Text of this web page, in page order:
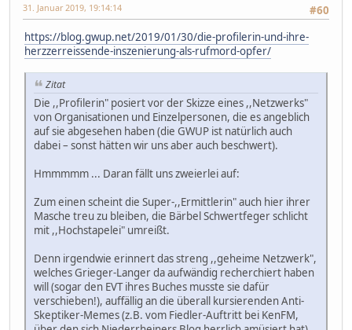
#60
31. Januar 2019, 19:14:14
https://blog.gwup.net/2019/01/30/die-profilerin-und-ihre-
herzzerreissende-inszenierung-als-rufmord-opfer/
Zitat
Die ,,Profilerin" posiert vor der Skizze eines ,,Netzwerks"
von Organisationen und Einzelpersonen, die es angeblich
auf sie abgesehen haben (die GWUP ist natürlich auch
dabei – sonst hätten wir uns aber auch beschwert).
Hmmmmm ... Daran fällt uns zweierlei auf:
Zum einen scheint die Super-,,Ermittlerin" auch hier ihrer
Masche treu zu bleiben, die Bärbel Schwertfeger schlicht
mit ,,Hochstapelei" umreißt.
Denn irgendwie erinnert das streng ,,geheime Netzwerk",
welches Grieger-Langer da aufwändig recherchiert haben
will (sogar den EVT ihres Buches musste sie dafür
verschieben!), auffällig an die überall kursierenden Anti-
Skeptiker-Memes (z.B. vom Fiedler-Auftritt bei KenFM,